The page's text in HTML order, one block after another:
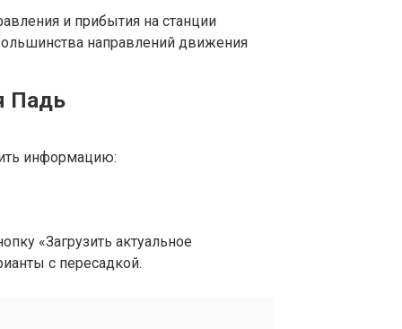
и прибытия на станции
направлений движения
Падь
информацию:
«Загрузить актуальное
с пересадкой.